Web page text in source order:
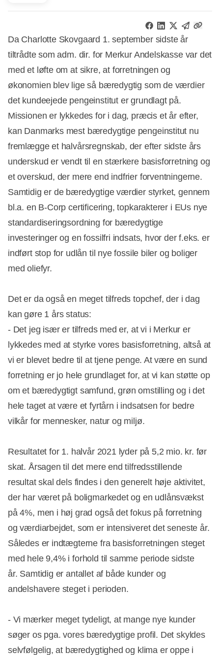
Da Charlotte Skovgaard 1. september sidste år
tiltrådte som adm. dir. for Merkur Andelskasse var det
med et løfte om at sikre, at forretningen og
økonomien blev lige så bæredygtig som de værdier
det kundeejede pengeinstitut er grundlagt på.
Missionen er lykkedes for i dag, præcis et år efter,
kan Danmarks mest bæredygtige pengeinstitut nu
fremlægge et halvårsregnskab, der efter sidste års
underskud er vendt til en stærkere basisforretning og
et overskud, der mere end indfrier forventningerne.
Samtidig er de bæredygtige værdier styrket, gennem
bl.a. en B-Corp certificering, topkarakterer i EUs nye
standardiseringsordning for bæredygtige
investeringer og en fossilfri indsats, hvor der f.eks. er
indført stop for udlån til nye fossile biler og boliger
med oliefyr.
Det er da også en meget tilfreds topchef, der i dag
kan gøre 1 års status:
- Det jeg især er tilfreds med er, at vi i Merkur er
lykkedes med at styrke vores basisforretning, altså at
vi er blevet bedre til at tjene penge. At være en sund
forretning er jo hele grundlaget for, at vi kan støtte op
om et bæredygtigt samfund, grøn omstilling og i det
hele taget at være et fyrtårn i indsatsen for bedre
vilkår for mennesker, natur og miljø.
Resultatet for 1. halvår 2021 lyder på 5,2 mio. kr. før
skat. Årsagen til det mere end tilfredsstillende
resultat skal dels findes i den generelt høje aktivitet,
der har været på boligmarkedet og en udlånsvækst
på 4%, men i høj grad også det fokus på forretning
og værdiarbejdet, som er intensiveret det seneste år.
Således er indtægterne fra basisforretningen steget
med hele 9,4% i forhold til samme periode sidste
år. Samtidig er antallet af både kunder og
andelshavere steget i perioden.
- Vi mærker meget tydeligt, at mange nye kunder
søger os pga. vores bæredygtige profil. Det skyldes
selvfølgelig, at bæredygtighed og klima er oppe i